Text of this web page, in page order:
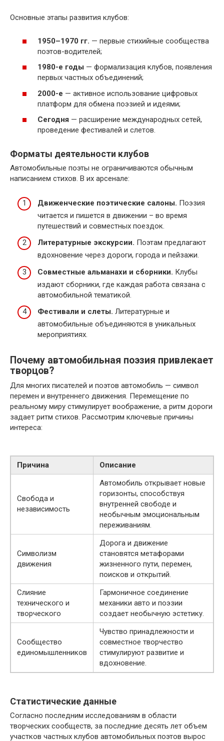
Основные этапы развития клубов:
1950–1970 гг. — первые стихийные сообщества
поэтов-водителей;
1980-е годы — формализация клубов, появления
первых частных объединений;
2000-е — активное использование цифровых
платформ для обмена поэзией и идеями;
Сегодня — расширение международных сетей,
проведение фестивалей и слетов.
Форматы деятельности клубов
Автомобильные поэты не ограничиваются обычным
написанием стихов. В их арсенале:
Движенческие поэтические салоны. Поэзия
читается и пишется в движении – во время
путешествий и совместных поездок.
Литературные экскурсии. Поэтам предлагают
вдохновение через дороги, города и пейзажи.
Совместные альманахи и сборники. Клубы
издают сборники, где каждая работа связана с
автомобильной тематикой.
Фестивали и слеты. Литературные и
автомобильные объединяются в уникальных
мероприятиях.
Почему автомобильная поэзия привлекает
творцов?
Для многих писателей и поэтов автомобиль — символ
перемен и внутреннего движения. Перемещение по
реальному миру стимулирует воображение, а ритм дороги
задает ритм стихов. Рассмотрим ключевые причины
интереса:
Причина Описание
Свобода и
независимость
Автомобиль открывает новые
горизонты, способствуя
внутренней свободе и
необычным эмоциональным
переживаниям.
Символизм
движения
Дорога и движение
становятся метафорами
жизненного пути, перемен,
поисков и открытий.
Слияние
технического и
творческого
Гармоничное соединение
механики авто и поэзии
создает необычную эстетику.
Сообщество
единомышленников
Чувство принадлежности и
совместное творчество
стимулируют развитие и
вдохновение.
Статистические данные
Согласно последним исследованиям в области
творческих сообществ, за последние десять лет объем
участков частных клубов автомобильных поэтов вырос